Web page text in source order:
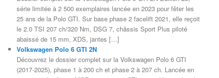
série limitée à 2 500 exemplaires lancée en 2023 pour fêter les
25 ans de la Polo GTI. Sur base phase 2 facelift 2021, elle reçoit
le 2.0 TSI 207 ch/320 Nm, DSG 7, châssis Sport Plus piloté
abaissé de 15 mm, XDS, jantes […]
Volkswagen Polo 6 GTI 2N
Découvrez le dossier complet sur la Volkswagen Polo 6 GTI
(2017-2025), phase 1 à 200 ch et phase 2 à 207 ch. Lancée en